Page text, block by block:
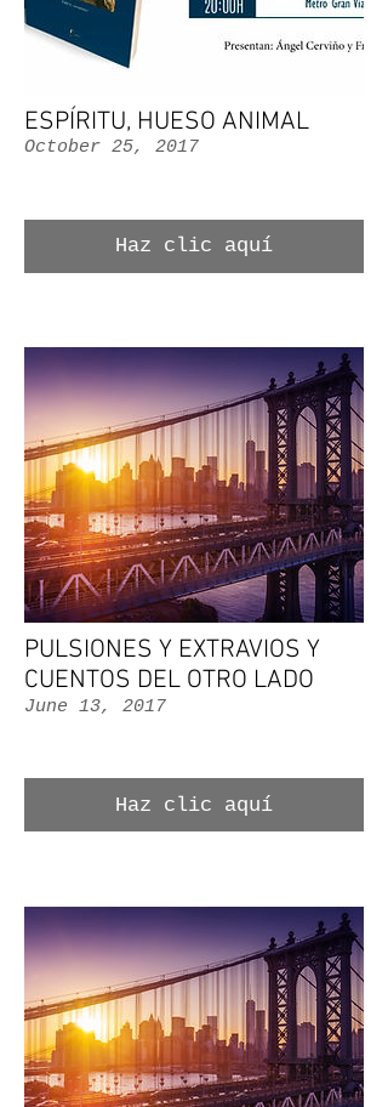
ESPÍRITU, HUESO ANIMAL
October 25, 2017
Haz clic aquí
PULSIONES Y EXTRAVIOS Y
CUENTOS DEL OTRO LADO
June 13, 2017
Haz clic aquí